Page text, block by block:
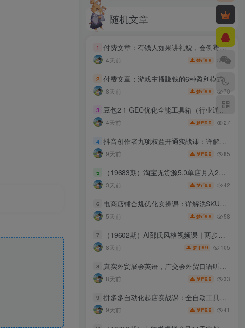
随机文章
1 付费文章：有钱人如果讲礼貌，会倒霉，会破产
4天前 梦币9.9 70
2 付费文章：游戏主播賺钱的6种盈利模式
8天前 梦币9.9 70
3 豆包2.1 GEO优化全能工具箱（行业通用版）v1.0，会复制粘贴即可，无需技术背景
4天前 梦币9.9 27
4 抖音创作者九项权益开通实战课：详解伙伴计划准入路径，解锁流量激励与商单扶持权限
9天前 梦币9.9 85
5 （19683期）淘宝无货源5.0单店月入2万-更新2026：开店防骗到下单发货，蓝海选品+三店循环玩法全掌握
3天前 梦币9.9 42
6 电商店铺合规优化实操课：详解洗SKU、高清洗图、错类目调整三类主流运营实操技巧
5天前 梦币9.9 58
7 （19602期）AI邵氏风格视频课｜两步极简制作流程，固定/不固定人物生成，搞笑段子带货视频全套实操教学
8天前 梦币9.9 105
8 真实外贸展会英语，广交会外贸口语听力突击课程【音频】
8天前 梦币9.9 33
9 拼多多自动化起店实战课：全自动工具实操演示，软件批量运营提升店铺投产
9天前 梦币9.9 41